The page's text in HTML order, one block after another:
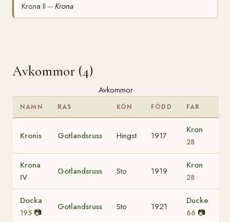
Krona II — Krona
Avkommor (4)
Avkommor
NAMN RAS KÖN FÖDD FAR
Kronis Gotlandsruss Hingst 1917
Kron
28
Krona
IV
Gotlandsruss Sto 1919
Kron
28
Docka
195 📷
Gotlandsruss Sto 1921
Ducke
66 📷